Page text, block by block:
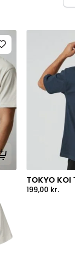
Tilføj til kurv
TOKYO
199,00 kr.